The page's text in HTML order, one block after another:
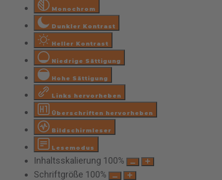
Monochrom
Dunkler Kontrast
Heller Kontrast
Niedrige Sättigung
Hohe Sättigung
Links hervorheben
Überschriften hervorheben
Bildschirmleser
Lesemodus
Inhaltsskalierung 100%
Schriftgröße 100%